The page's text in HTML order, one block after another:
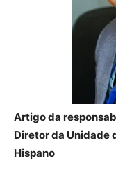
Artigo da
Diretor da Unidade
Hispano